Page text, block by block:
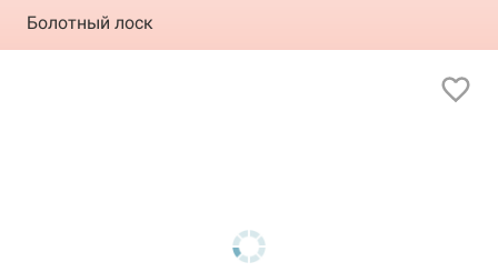
Болотный лоск